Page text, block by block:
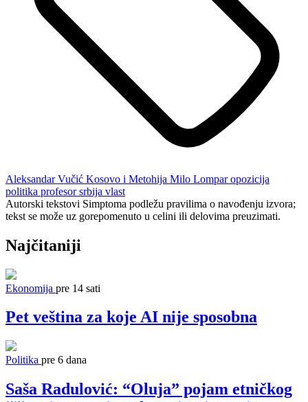
Aleksandar Vučić Kosovo i Metohija Milo Lompar opozicija
politika profesor srbija vlast
Autorski tekstovi Simptoma podležu pravilima o navođenju izvora;
tekst se može uz gorepomenuto u celini ili delovima preuzimati.
Najčitaniji
Ekonomija pre 14 sati
Pet veština za koje AI nije sposobna
Politika pre 6 dana
Saša Radulović: “Oluja” pojam etničkog